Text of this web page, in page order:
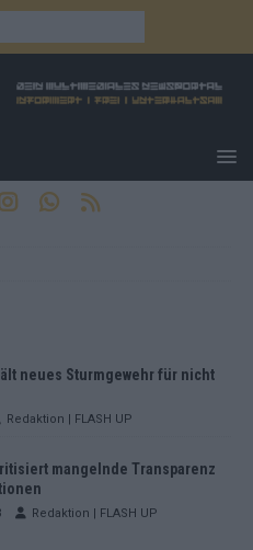
neues Sturmgewehr für nicht
Redaktion | FLASH UP
mangelnde Transparenz
Redaktion | FLASH UP